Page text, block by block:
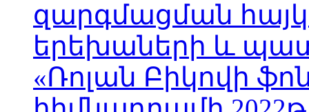
զարգմացման
երեխաների և
«Ռոլան Բիկովի